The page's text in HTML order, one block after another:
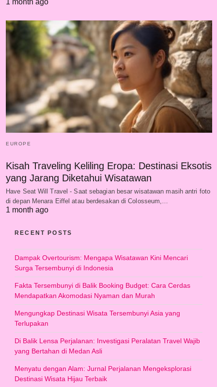
EUROPE
Kisah Traveling Keliling Eropa: Destinasi Eksotis
yang Jarang Diketahui Wisatawan
Have Seat Will Travel - Saat sebagian besar wisatawan masih antri foto
di depan Menara Eiffel atau berdesakan di Colosseum,…
1 month ago
RECENT POSTS
Dampak Overtourism: Mengapa Wisatawan Kini Mencari
Surga Tersembunyi di Indonesia
Fakta Tersembunyi di Balik Booking Budget: Cara Cerdas
Mendapatkan Akomodasi Nyaman dan Murah
Mengungkap Destinasi Wisata Tersembunyi Asia yang
Terlupakan
Di Balik Lensa Perjalanan: Investigasi Peralatan Travel Wajib
yang Bertahan di Medan Asli
Menyatu dengan Alam: Jurnal Perjalanan Mengeksplorasi
Destinasi Wisata Hijau Terbaik